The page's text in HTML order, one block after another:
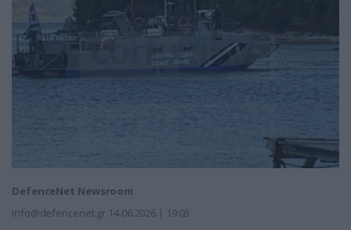
DefenceNet Newsroom
info@defencenet.gr 14.06.2026 | 19:03